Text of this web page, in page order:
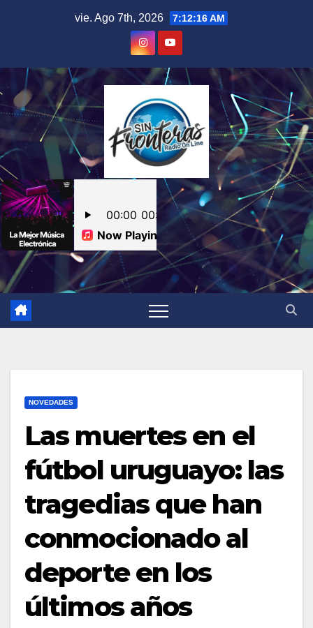
vie. Ago 7th, 2026 7:12:17 AM
NOVEDADES
Las muertes en el
fútbol uruguayo: las
tragedias que han
conmocionado al
deporte en los
últimos años